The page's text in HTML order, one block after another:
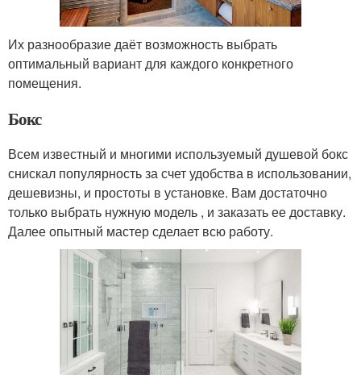
Их разнообразие даёт возможность выбрать
оптимальный вариант для каждого конкретного
помещения.
Бокс
Всем известный и многими используемый душевой бокс
снискал популярность за счет удобства в использовании,
дешевизны, и простоты в установке. Вам достаточно
только выбрать нужную модель , и заказать ее доставку.
Далее опытный мастер сделает всю работу.